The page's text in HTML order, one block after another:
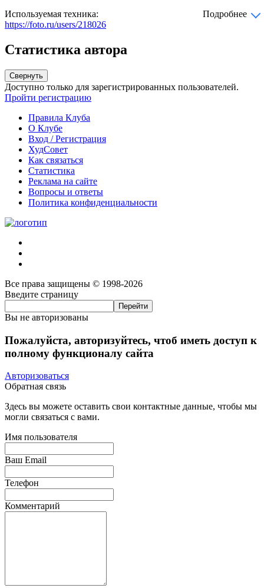
Используемая техника:
Подробнее
https://foto.ru/users/218026
Статистика автора
Свернуть
Доступно только для зарегистрированных пользователей.
Пройти регистрацию
Правила Клуба
О Клубе
Вход / Регистрация
ХудСовет
Как связаться
Статистика
Реклама на сайте
Вопросы и ответы
Политика конфиденциальности
Все права защищены © 1998-2026
Введите страницу
Вы не авторизованы
Пожалуйста, авторизуйтесь, чтоб иметь доступ к
полному функционалу сайта
Авторизоваться
Обратная связь
Здесь вы можете оставить свои контактные данные, чтобы мы
могли связаться с вами.
Имя пользователя
Ваш Email
Телефон
Комментарий